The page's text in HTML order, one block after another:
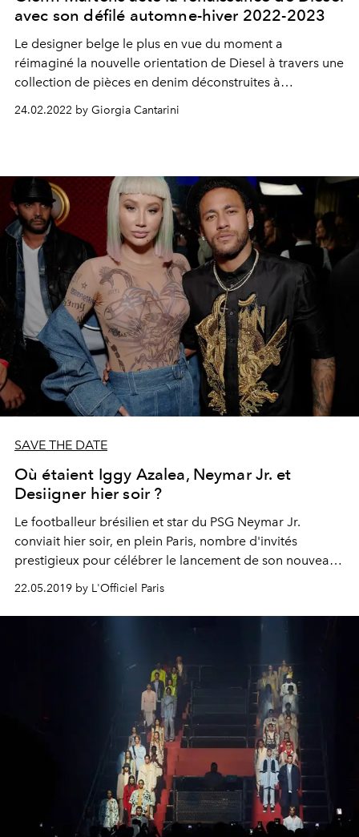
avec son défilé automne-hiver 2022-2023
Le designer belge le plus en vue du moment a
réimaginé la nouvelle orientation de Diesel à travers une
collection de pièces en denim déconstruites à
l'ambiance underground et aux incursions spatiales.
Parfois perverse et irrévérencieuse, la collection a été
adopté un comportement éco-responsable en dévoilant
le tout premier jean durable.
24.02.2022 by Giorgia Cantarini
SAVE THE DATE
Où étaient Iggy Azalea, Neymar Jr. et
Desiigner hier soir ?
Le footballeur brésilien et star du PSG Neymar Jr.
conviait hier soir, en plein Paris, nombre d'invités
prestigieux pour célébrer le lancement de son nouveau
parfum avec Diesel. Retour en images sur un évènement
coup de poing.
22.05.2019 by L'Officiel Paris